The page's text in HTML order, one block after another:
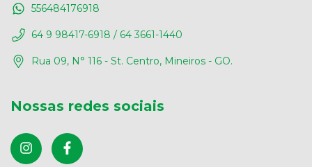
556484176918
64 9 98417-6918 / 64 3661-1440
Rua 09, N° 116 - St. Centro, Mineiros - GO.
Nossas redes sociais